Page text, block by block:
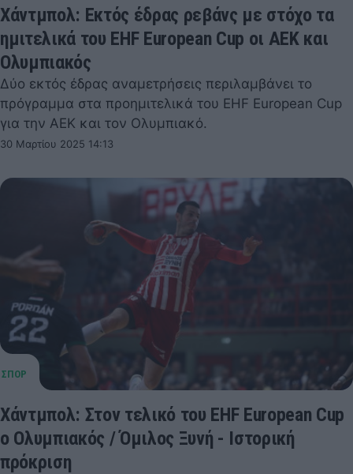
Χάντμπολ: Εκτός έδρας ρεβάνς με στόχο τα
ημιτελικά του EHF European Cup οι ΑΕΚ και
Ολυμπιακός
Δύο εκτός έδρας αναμετρήσεις περιλαμβάνει το
πρόγραμμα στα προημιτελικά του EHF European Cup
για την ΑΕΚ και τον Ολυμπιακό.
30 Μαρτίου 2025 14:13
Χάντμπολ: Στον τελικό του EHF European Cup
ο Ολυμπιακός / Όμιλος Ξυνή - Ιστορική
πρόκριση